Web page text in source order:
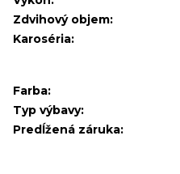
Zdvihový objem:
Karoséria:
Farba:
Typ výbavy:
Predĺžená záruka: